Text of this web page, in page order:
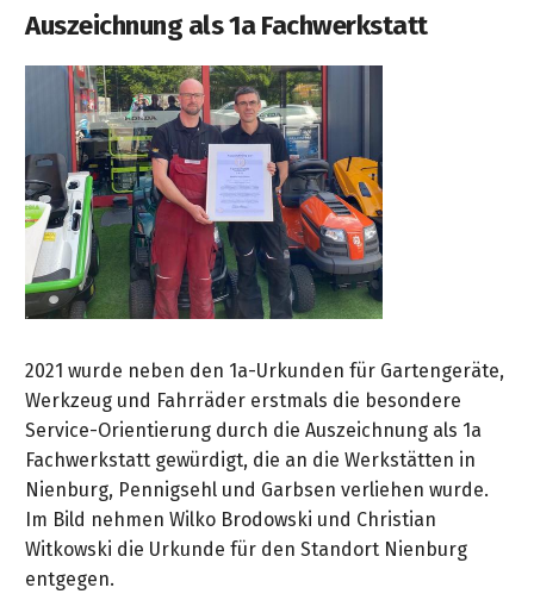
Auszeichnung als 1a Fachwerkstatt
2021 wurde neben den 1a-Urkunden für Gartengeräte,
Werkzeug und Fahrräder erstmals die besondere
Service-Orientierung durch die Auszeichnung als 1a
Fachwerkstatt gewürdigt, die an die Werkstätten in
Nienburg, Pennigsehl und Garbsen verliehen wurde.
Im Bild nehmen Wilko Brodowski und Christian
Witkowski die Urkunde für den Standort Nienburg
entgegen.